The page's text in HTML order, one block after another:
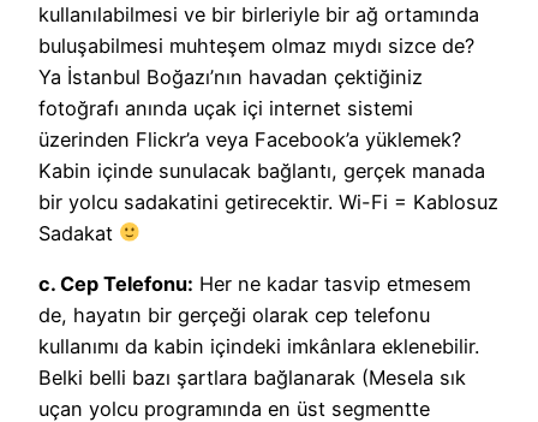
kullanılabilmesi ve bir birleriyle bir ağ ortamında
buluşabilmesi muhteşem olmaz mıydı sizce de?
Ya İstanbul Boğazı’nın havadan çektiğiniz
fotoğrafı anında uçak içi internet sistemi
üzerinden Flickr’a veya Facebook’a yüklemek?
Kabin içinde sunulacak bağlantı, gerçek manada
bir yolcu sadakatini getirecektir. Wi-Fi = Kablosuz
Sadakat
c. Cep Telefonu: Her ne kadar tasvip etmesem
de, hayatın bir gerçeği olarak cep telefonu
kullanımı da kabin içindeki imkânlara eklenebilir.
Belki belli bazı şartlara bağlanarak (Mesela sık
uçan yolcu programında en üst segmentte